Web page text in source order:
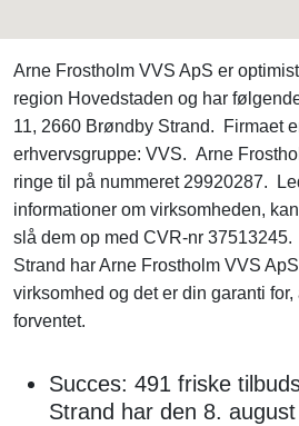
Arne Frostholm VVS ApS er
region Hovedstaden og har
11, 2660 Brøndby Strand. Firmaet
erhvervsgruppe: VVS. Arne
ringe til på nummeret 29920287.
informationer om virksomheden,
slå dem op med CVR-nr
Strand har Arne Frostholm VVS
virksomhed og det er din garanti
forventet.
Succes: 491 friske
Strand har den 8.